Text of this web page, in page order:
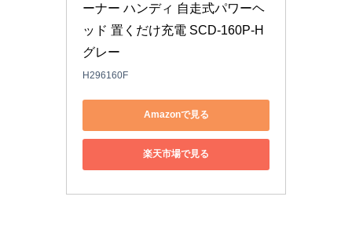
ーナー ハンディ 自走式パワーヘ
ッド 置くだけ充電 SCD-160P-H
グレー
H296160F
Amazonで見る
楽天市場で見る